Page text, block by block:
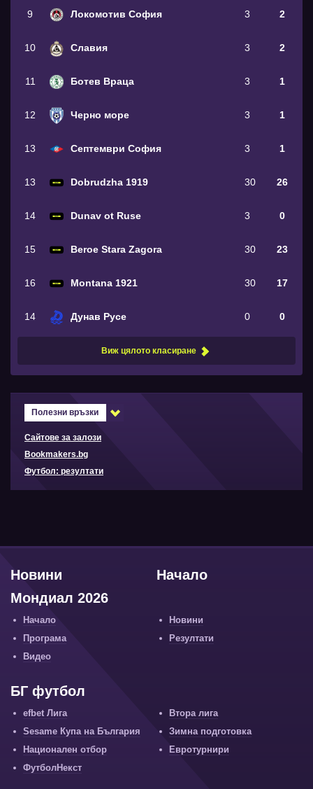
9 Локомотив София 3 2
10 Славия 3 2
11 Ботев Враца 3 1
12 Черно море 3 1
13 Септември София 3 1
13 Dobrudzha 1919 30 26
14 Dunav ot Ruse 3 0
15 Beroe Stara Zagora 30 23
16 Montana 1921 30 17
14 Дунав Русе 0 0
Виж цялото класиране
Полезни връзки
Сайтове за залози
Bookmakers.bg
Футбол: резултати
Начало
Новини
Мондиал 2026
Начало
Новини
Програма
Резултати
Видео
БГ футбол
efbet Лига
Втора лига
Sesame Купа на България
Зимна подготовка
Национален отбор
Евротурнири
ФутболНекст